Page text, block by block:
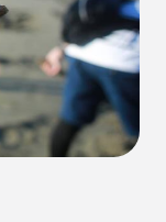
棄物ゼロ
里海
里海大学
海洋問題
ナビリティ